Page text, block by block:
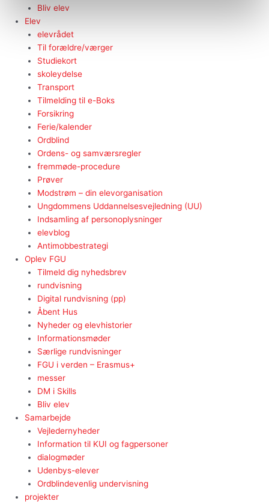
Bliv elev
Elev
elevrådet
Til forældre/værger
Studiekort
skoleydelse
Transport
Tilmelding til e-Boks
Forsikring
Ferie/kalender
Ordblind
Ordens- og samværsregler
fremmøde-procedure
Prøver
Modstrøm – din elevorganisation
Ungdommens Uddannelsesvejledning (UU)
Indsamling af personoplysninger
elevblog
Antimobbestrategi
Oplev FGU
Tilmeld dig nyhedsbrev
rundvisning
Digital rundvisning (pp)
Åbent Hus
Nyheder og elevhistorier
Informationsmøder
Særlige rundvisninger
FGU i verden – Erasmus+
messer
DM i Skills
Bliv elev
Samarbejde
Vejledernyheder
Information til KUI og fagpersoner
dialogmøder
Udenbys-elever
Ordblindevenlig undervisning
projekter